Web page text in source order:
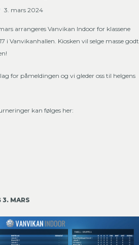
3. mars 2024
arrangeres Vanvikan Indoor for klassene
i Vanvikanhallen. Kiosken vil selge masse godt
for påmeldingen og vi gleder oss til helgens
kan følges her:
3. MARS